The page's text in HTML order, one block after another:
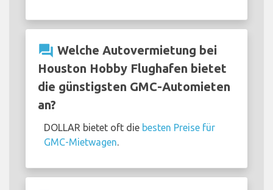
question_answer Welche Autovermietung bei
Houston Hobby Flughafen bietet
die günstigsten GMC-Automieten
an?
DOLLAR bietet oft die besten Preise für
GMC-Mietwagen